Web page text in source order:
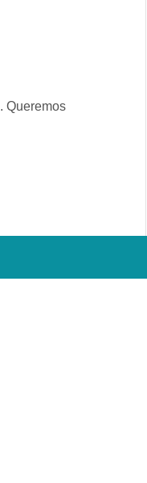
Queremos